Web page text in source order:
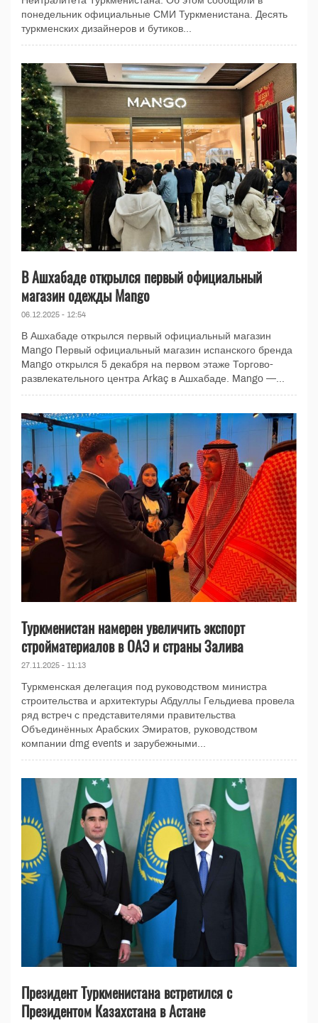
понедельник официальные СМИ Туркменистана. Десять
туркменских дизайнеров и бутиков...
В Ашхабаде открылся первый официальный
магазин одежды Mango
06.12.2025 - 12:54
В Ашхабаде открылся первый официальный магазин
Mango Первый официальный магазин испанского бренда
Mango открылся 5 декабря на первом этаже Торгово-
развлекательного центра Arkaç в Ашхабаде. Mango —...
Туркменистан намерен увеличить экспорт
стройматериалов в ОАЭ и страны Залива
27.11.2025 - 11:13
Туркменская делегация под руководством министра
строительства и архитектуры Абдуллы Гельдиева провела
ряд встреч с представителями правительства
Объединённых Арабских Эмиратов, руководством
компании dmg events и зарубежными...
Президент Туркменистана встретился с
Президентом Казахстана в Астане